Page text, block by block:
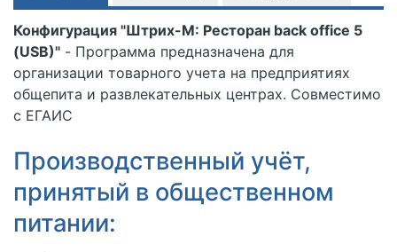
Конфигурация "Штрих-М: Ресторан back office 5
(USB)" - Программа предназначена для
организации товарного учета на предприятиях
общепита и развлекательных центрах. Совместимо
с ЕГАИС
Производственный учёт,
принятый в общественном
питании: